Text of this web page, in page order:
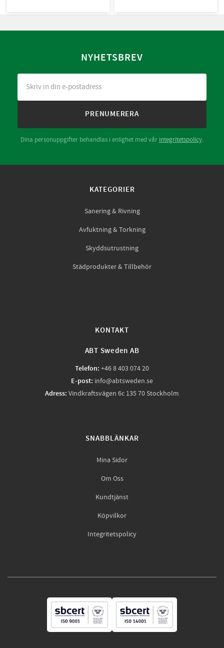
NYHETSBREV
PRENUMERERA
Dina personuppgifter behandlas i enlighet med vår integritetspolicy.
KATEGORIER
Sanering & Rivning
Avfuktning & Torkning
Skyddsutrustning
Städprodukter & Tillbehör
KONTAKT
ABT Sweden AB
Telefon: +46 8 403 074 20
E-post: info@abtsweden.se
Adress: Vindkraftsvägen 6c 135 70 Stockholm
SNABBLÄNKAR
Mina Sidor
Om Oss
Kundtjänst
Köpvilkor
Integritetspolicy